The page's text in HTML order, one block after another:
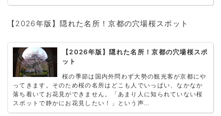
【2026年版】隠れた名所！京都の穴場桜スポット
【2026年版】隠れた名所！京都の穴場桜スポ
ット
桜の季節は国内外問わず大勢の観光客が京都にや
ってきます。そのため桜の名所はどこも人でいっぱい、なかなか
落ち着いてお花見ができません。「あまり人に知られていない桜
スポットで静かにお花見したい！」という声…